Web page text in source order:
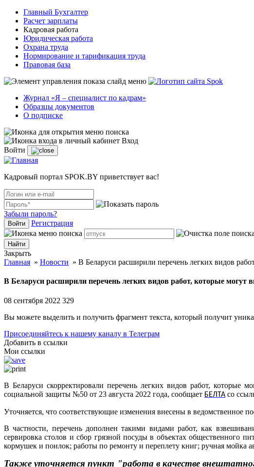
Главный Бухгалтер
Расчет зарплаты
Кадровая работа
Юридическая работа
Охрана труда
Нормирование и тарификация труда
Правовая база
Журнал «Я – специалист по кадрам»
Образцы документов
О подписке
Вход
Войти
Кадровый портал SPOK.BY приветствует вас!
Забыли пароль?
Войти Регистрация
Закрыть
Главная » Новости » В Беларуси расширили перечень легких видов
В Беларуси расширили перечень легких видов работ, которые могут
08 сентября 2022 329
Вы можете выделить и получить фрагмент текста, который получит
Присоединяйтесь к нашему каналу в Телеграм
Добавить в ссылки
Мои ссылки
В Беларуси скорректировали перечень легких видов работ, которые
социальной защиты №50 от 23 августа 2022 года, сообщает БЕЛТА со
Уточняется, что соответствующие изменения внесены в ведомственное
В частности, перечень дополнен такими видами работ, как
сервировка столов и сбор грязной посуды в объектах общественного
кормушек и поилок; работы по ремонту и переплету книг; ручная мойка
Также уточняется пункт "работа в качестве